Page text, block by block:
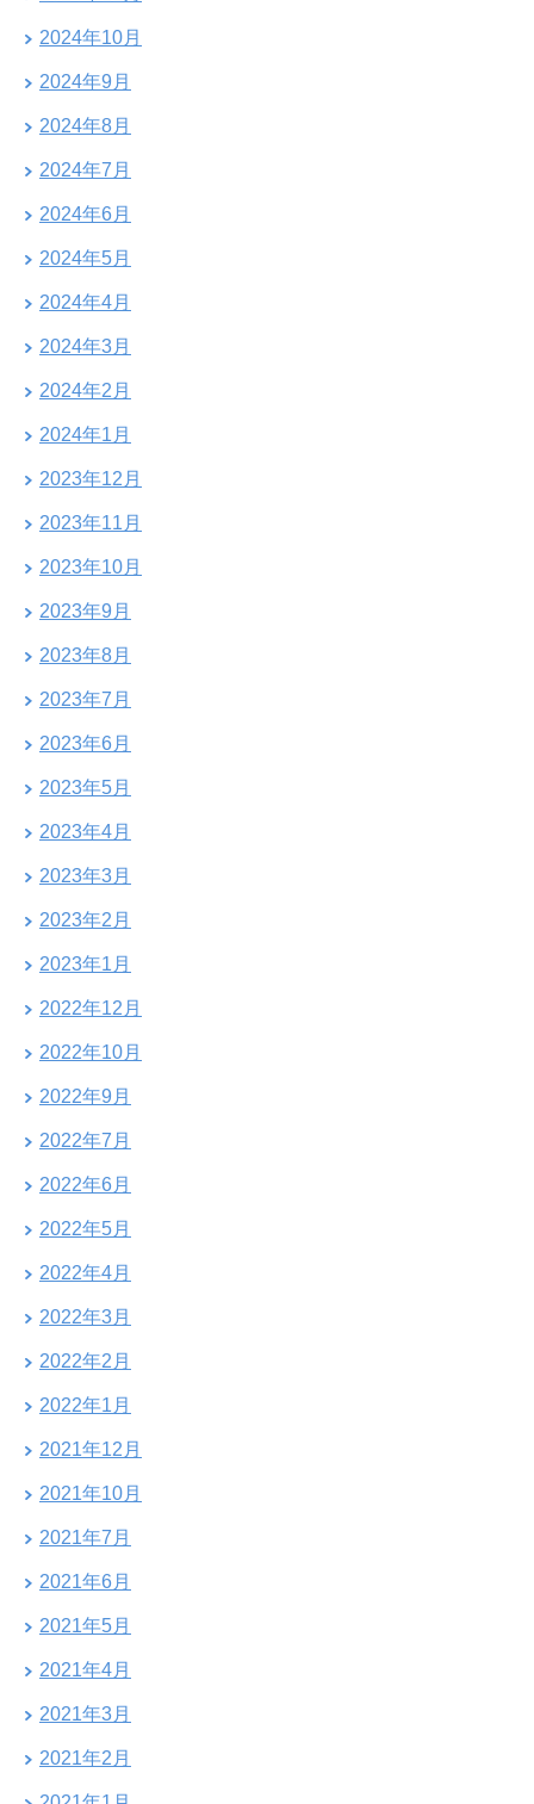
2024年10月
2024年9月
2024年8月
2024年7月
2024年6月
2024年5月
2024年4月
2024年3月
2024年2月
2024年1月
2023年12月
2023年11月
2023年10月
2023年9月
2023年8月
2023年7月
2023年6月
2023年5月
2023年4月
2023年3月
2023年2月
2023年1月
2022年12月
2022年10月
2022年9月
2022年7月
2022年6月
2022年5月
2022年4月
2022年3月
2022年2月
2022年1月
2021年12月
2021年10月
2021年7月
2021年6月
2021年5月
2021年4月
2021年3月
2021年2月